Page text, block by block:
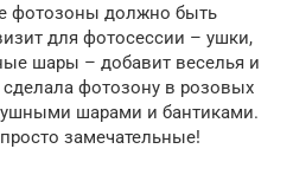
фотозоны должно быть
для фотосессии – ушки,
шары – добавит веселья и
фотозону в розовых
шарами и бантиками.
замечательные!